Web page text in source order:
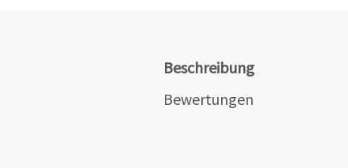
Beschreibung
Bewertungen